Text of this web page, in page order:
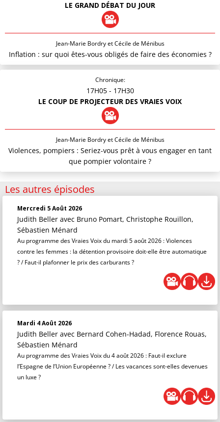
LE GRAND DÉBAT DU JOUR
Jean-Marie Bordry et Cécile de Ménibus
Inflation : sur quoi êtes-vous obligés de faire des économies ?
Chronique:
17H05 - 17H30
LE COUP DE PROJECTEUR DES VRAIES VOIX
Jean-Marie Bordry et Cécile de Ménibus
Violences, pompiers : Seriez-vous prêt à vous engager en tant
que pompier volontaire ?
Les autres épisodes
Mercredi 5 Août 2026
Judith Beller avec Bruno Pomart, Christophe Rouillon,
Sébastien Ménard
Au programme des Vraies Voix du mardi 5 août 2026 : Violences
contre les femmes : la détention provisoire doit-elle être automatique
? / Faut-il plafonner le prix des carburants ?
Mardi 4 Août 2026
Judith Beller avec Bernard Cohen-Hadad, Florence Rouas,
Sébastien Ménard
Au programme des Vraies Voix du 4 août 2026 : Faut-il exclure
l’Espagne de l’Union Européenne ? / Les vacances sont-elles devenues
un luxe ?